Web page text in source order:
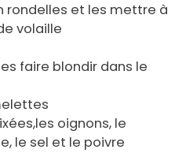
rondelles et les mettre à
volaille
faire blondir dans le
oignons, le
le sel et le poivre